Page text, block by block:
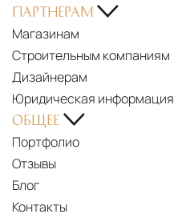
Resort,
Outdoor
Collection
-
2025
Catalogue
(it,
en,
ru,
zh)
CONVERSATION
WITH
MATTEO
NUNZIATI
LONGHI
|
AURA
2026
COLLECTION
-
ПАРТНЕРАМ
Магазинам
Строительным компаниям
Дизайнерам
Юридическая информация
ОБЩЕЕ
Портфолио
Отзывы
Блог
Контакты